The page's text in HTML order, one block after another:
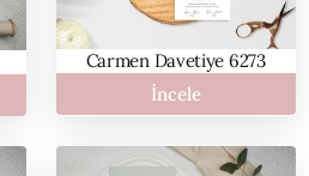
Carmen Davetiye 6273
İncele